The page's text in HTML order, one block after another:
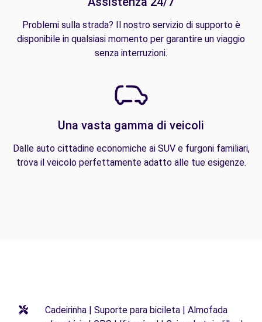
Problemi sulla strada? Il nostro servizio di supporto è
disponibile in qualsiasi momento per garantire un viaggio
senza interruzioni.
Una vasta gamma di veicoli
Dalle auto cittadine economiche ai SUV e furgoni familiari,
trova il veicolo perfettamente adatto alle tue esigenze.
Cadeirinha | Suporte para bicileta | Almofada